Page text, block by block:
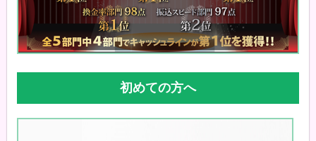
初めての方へ